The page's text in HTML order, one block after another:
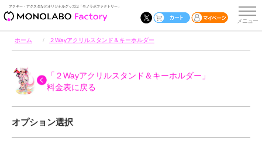
アクキー・アクスタなどオリジナルグッズは「モノラボファクトリー」
ホーム ２Wayアクリルスタンド＆キーホルダー
「２Wayアクリルスタンド＆キーホルダー」
料金表に戻る
オプション選択